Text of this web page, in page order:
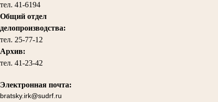
тел. 41-6194
Общий отдел
делопроизводства:
тел. 25-77-12
Архив:
тел. 41-23-42
Электронная почта:
bratsky.irk@sudrf.ru